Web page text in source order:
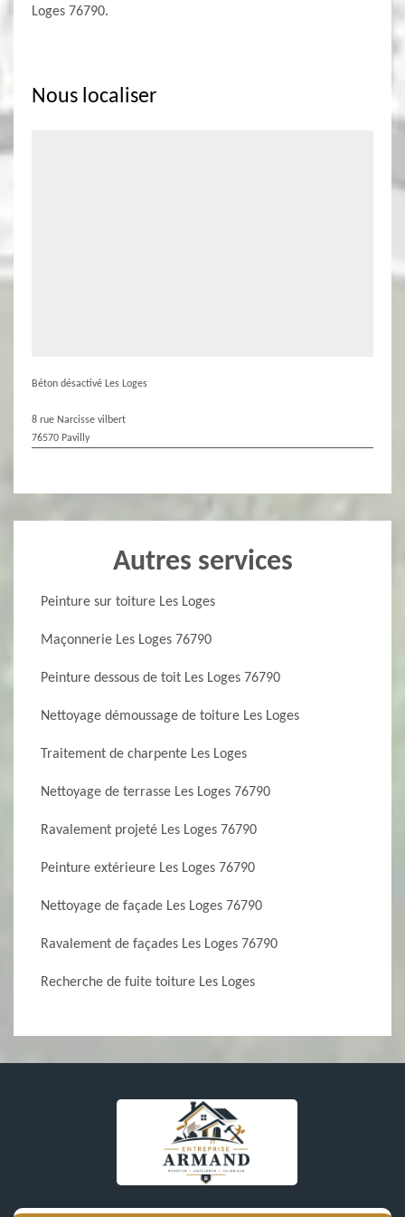
Loges 76790.
Nous localiser
Béton désactivé Les Loges
8 rue Narcisse vilbert
76570 Pavilly
Autres services
Peinture sur toiture Les Loges
Maçonnerie Les Loges 76790
Peinture dessous de toit Les Loges 76790
Nettoyage démoussage de toiture Les Loges
Traitement de charpente Les Loges
Nettoyage de terrasse Les Loges 76790
Ravalement projeté Les Loges 76790
Peinture extérieure Les Loges 76790
Nettoyage de façade Les Loges 76790
Ravalement de façades Les Loges 76790
Recherche de fuite toiture Les Loges